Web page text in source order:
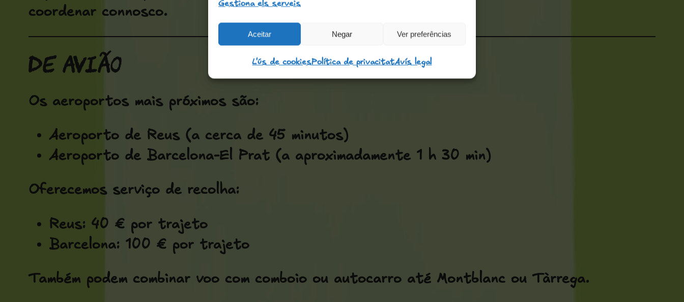
Gestiona els serveis
Aceitar Negar Ver preferências
L'ús de cookiesPolítica de privacitatAvís legal
coordenar connosco.
De avião
Os aeroportos mais próximos são:
Aeroporto de Reus (a cerca de 45 minutos)
Aeroporto de Barcelona-El Prat (a aproximadamente 1 h 30 min)
Oferecemos serviço de recolha:
Reus: 40 € por trajeto
Barcelona: 100 € por trajeto
Também podem combinar voo com comboio ou autocarro até Montblanc ou Tàrrega.